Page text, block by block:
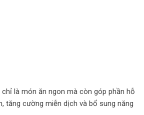
là món ăn ngon mà còn góp phần hỗ
tăng cường miễn dịch và bổ sung năng